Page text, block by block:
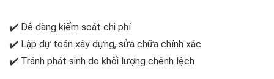
✔️ Dễ dàng kiểm soát chi phí
✔️ Lập dự toán xây dựng, sửa chữa chính xác
✔️ Tránh phát sinh do khối lượng chênh lệch